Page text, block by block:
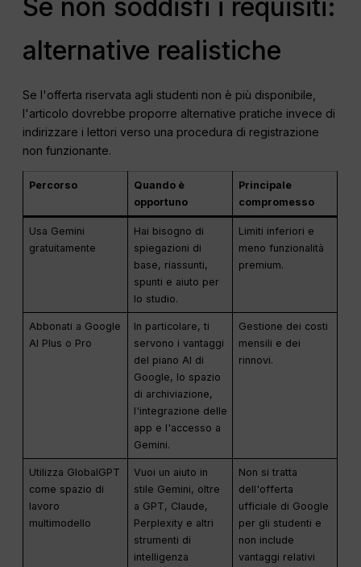
Se non soddisfi i requisiti:
alternative realistiche
Se l'offerta riservata agli studenti non è più disponibile,
l'articolo dovrebbe proporre alternative pratiche invece di
indirizzare i lettori verso una procedura di registrazione
non funzionante.
Percorso
Quando è
opportuno
Principale
compromesso
Usa Gemini
gratuitamente
Hai bisogno di
spiegazioni di
base, riassunti,
spunti e aiuto per
lo studio.
Limiti inferiori e
meno funzionalità
premium.
Abbonati a Google
AI Plus o Pro
In particolare, ti
servono i vantaggi
del piano AI di
Google, lo spazio
di archiviazione,
l'integrazione delle
app e l'accesso a
Gemini.
Gestione dei costi
mensili e dei
rinnovi.
Utilizza GlobalGPT
come spazio di
lavoro
multimodello
Vuoi un aiuto in
stile Gemini, oltre
a GPT, Claude,
Perplexity e altri
strumenti di
intelligenza
Non si tratta
dell'offerta
ufficiale di Google
per gli studenti e
non include
vantaggi relativi